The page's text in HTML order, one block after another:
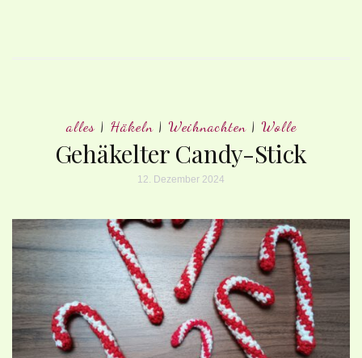
alles| Häkeln| Weihnachten| Wolle
Gehäkelter Candy-Stick
12. Dezember 2024